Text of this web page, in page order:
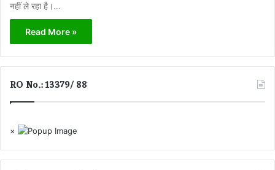
नहीं ले रहा है।…
Read More »
RO No.: 13379/ 88
×